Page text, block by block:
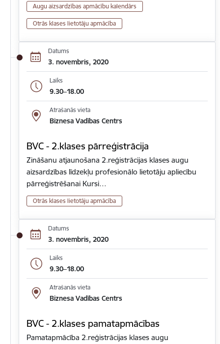
Augu aizsardzības apmācību kalendārs
Otrās klases lietotāju apmācība
Datums
3. novembris, 2020
Laiks
9.30–18.00
Atrašanās vieta
Biznesa Vadības Centrs
BVC - 2.klases pārreģistrācija
Zināšanu atjaunošana 2.reģistrācijas klases augu
aizsardzības līdzekļu profesionālo lietotāju apliecību
pārreģistrēšanai Kursi…
Otrās klases lietotāju apmācība
Datums
3. novembris, 2020
Laiks
9.30–18.00
Atrašanās vieta
Biznesa Vadības Centrs
BVC - 2.klases pamatapmācības
Pamatapmācība 2.reģistrācijas klases augu